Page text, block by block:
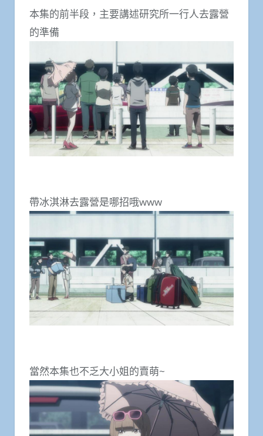
本集的前半段，主要講述研究所一行人去露營
的準備
帶冰淇淋去露營是哪招哦www
當然本集也不乏大小姐的賣萌~